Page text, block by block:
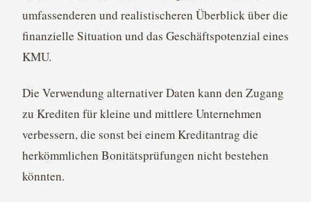
umfassenderen und realistischeren Überblick über die
finanzielle Situation und das Geschäftspotenzial eines
KMU.
Die Verwendung alternativer Daten kann den Zugang
zu Krediten für kleine und mittlere Unternehmen
verbessern, die sonst bei einem Kreditantrag die
herkömmlichen Bonitätsprüfungen nicht bestehen
könnten.